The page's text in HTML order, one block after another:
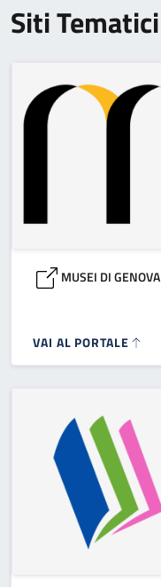
Siti Tematici
MUSEI DI GENOVA
VAI AL PORTALE